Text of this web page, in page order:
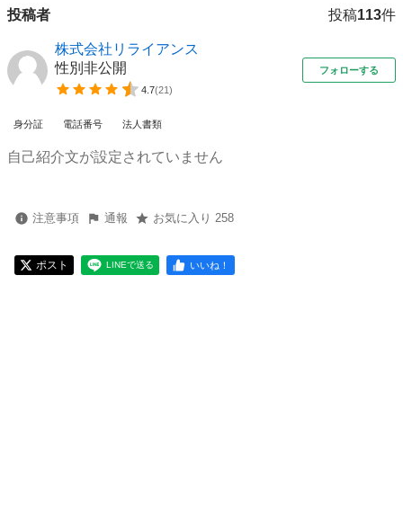
投稿者 投稿113件
株式会社リライアンス
性別非公開
4.7(21)
フォローする
身分証 電話番号 法人書類
自己紹介文が設定されていません
注意事項 通報 お気に入り 258
ポスト LINEで送る いいね！